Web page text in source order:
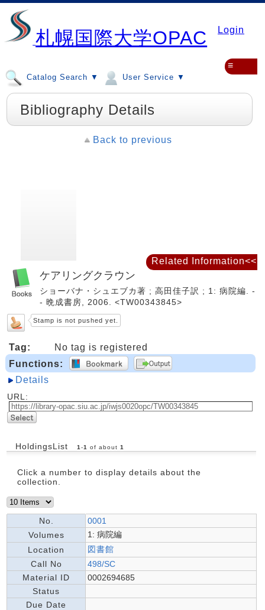
札幌国際大学OPAC Login
Catalog Search ▼ User Service ▼
≡
Bibliography Details
Back to previous
ケアリングクラウン
ショーバナ・シュエブカ著 ; 高田佳子訳 ; 1: 病院編. -
- 晩成書房, 2006. <TW00343845>
Stamp is not pushed yet.
Tag:
No tag is registered
Functions:
Details
URL:
HoldingsList 1 -1 of about 1
Click a number to display details about the
collection.
No.
0001
Volumes
1: 病院編
Location
図書館
Call No
498/SC
Material ID
0002694685
Status
Due Date
Related Information<<